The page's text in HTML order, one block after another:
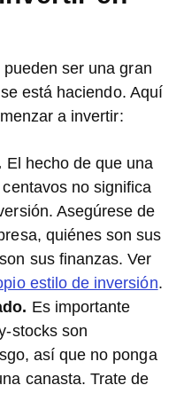
ser una gran
está haciendo. Aquí
a invertir:
El hecho de que una
no significa
Asegúrese de
quiénes son sus
sus finanzas. Ver
estilo de inversión.
Es importante
stocks son
así que no ponga
canasta. Trate de